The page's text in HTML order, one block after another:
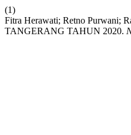
(1)
Fitra Herawati; Retno
TANGERANG TAHUN 2020.